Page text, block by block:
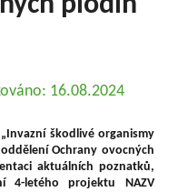
16.08.2024
škodlivé organismy
Ochrany ovocných
aktuálních poznatků,
4-letého projektu NAZV